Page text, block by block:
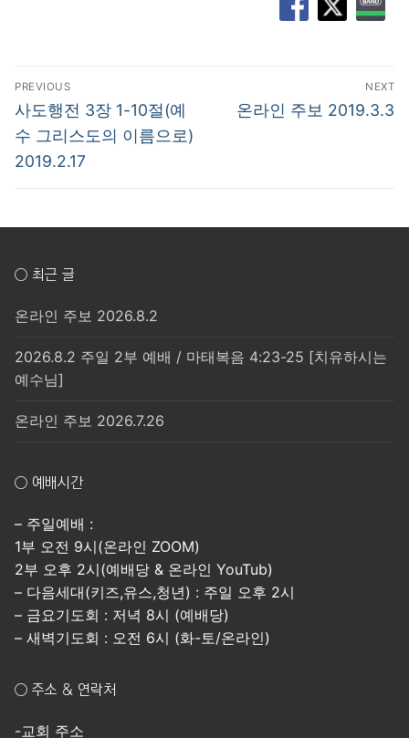
글
탐
색
PREVIOUS
Previous
post:
사도행전 3장 1-10절(예
수 그리스도의 이름으로)
2019.2.17
NEXT
Next
온라인 주보 2019.3.3
○ 최근 글
온라인 주보 2026.8.2
2026.8.2 주일 2부 예배 / 마태복음 4:23-25 [치유하시는
예수님]
온라인 주보 2026.7.26
○ 예배시간
– 주일예배 :
1부 오전 9시(온라인 ZOOM)
2부 오후 2시(예배당 & 온라인 YouTub)
– 다음세대(키즈,유스,청년) : 주일 오후 2시
– 금요기도회 : 저녁 8시 (예배당)
– 새벽기도회 : 오전 6시 (화-토/온라인)
○ 주소 & 연락처
-교회 주소